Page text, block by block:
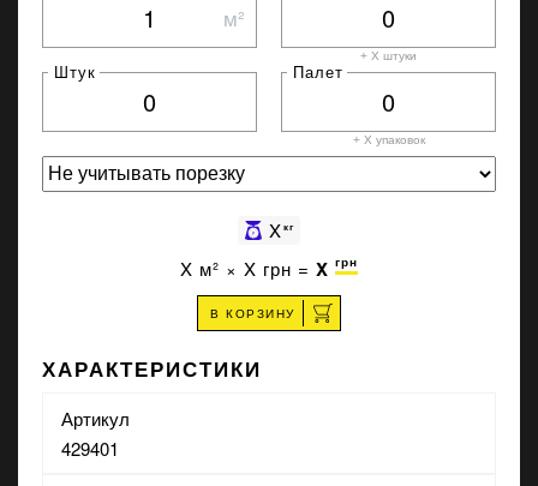
м²
+ X штуки
Штук Палет
+ X упаковок
Xкг
X м² × X грн = X грн
В КОРЗИНУ
ХАРАКТЕРИСТИКИ
Артикул
429401